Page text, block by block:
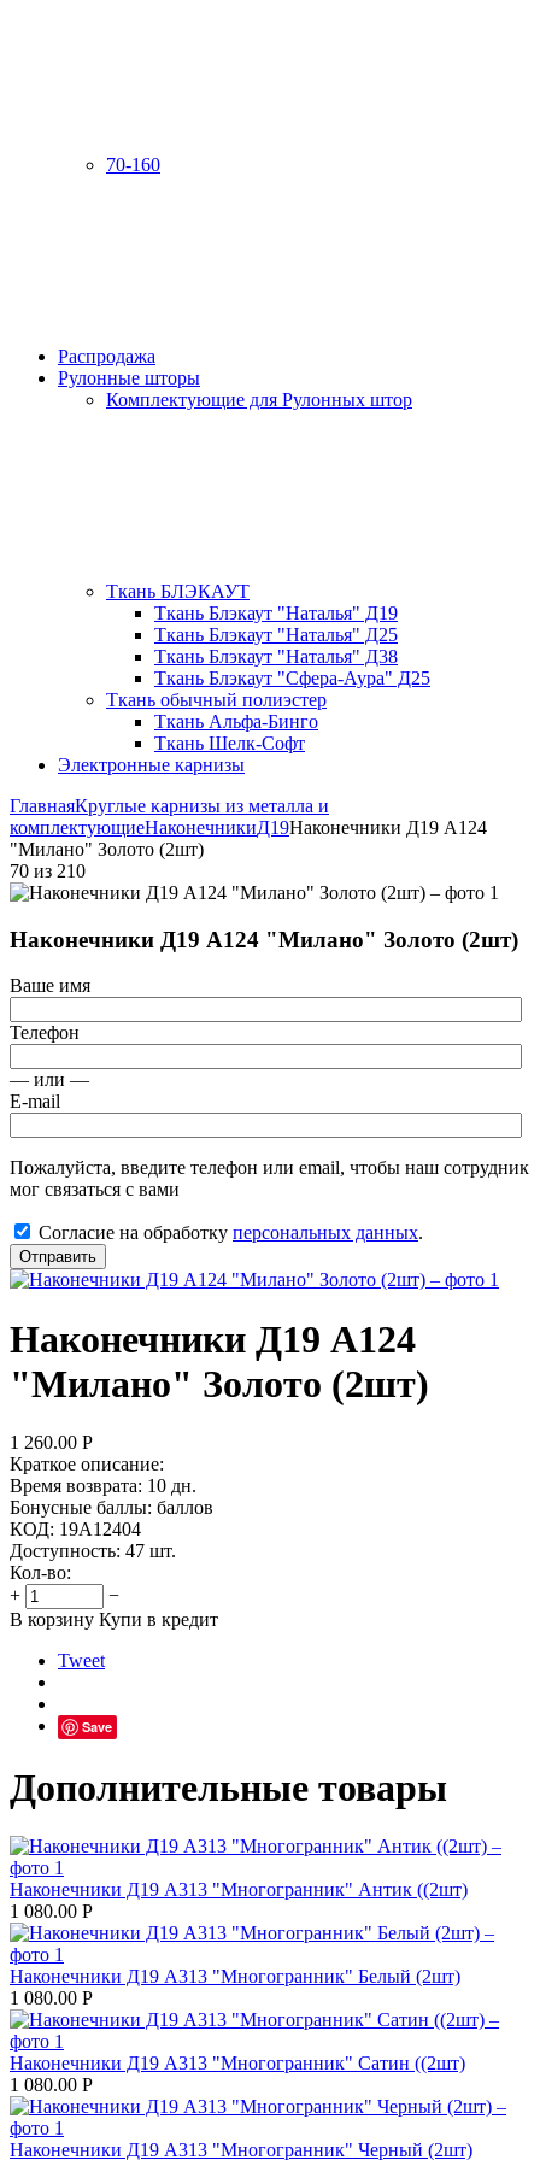
70-160
Распродажа
Рулонные шторы
Комплектующие для Рулонных штор
Ткань БЛЭКАУТ
Ткань Блэкаут "Наталья" Д19
Ткань Блэкаут "Наталья" Д25
Ткань Блэкаут "Наталья" Д38
Ткань Блэкаут "Сфера-Аура" Д25
Ткань обычный полиэстер
Ткань Альфа-Бинго
Ткань Шелк-Софт
Электронные карнизы
ГлавнаяКруглые карнизы из металла и
комплектующиеНаконечникиД19Наконечники Д19 А124
"Милано" Золото (2шт)
70 из 210
Наконечники Д19 А124 "Милано" Золото (2шт)
Ваше имя
Телефон
— или —
E-mail
Пожалуйста, введите телефон или email, чтобы наш сотрудник
мог связаться с вами
Согласие на обработку персональных данных.
Отправить
Наконечники Д19 А124
"Милано" Золото (2шт)
1 260.00 Р
Краткое описание:
Время возврата: 10 дн.
Бонусные баллы: баллов
КОД: 19А12404
Доступность: 47 шт.
Кол-во:
+
−
В корзину Купи в кредит
Tweet
Save
Дополнительные товары
Наконечники Д19 А313 "Многогранник" Антик ((2шт)
1 080.00 Р
Наконечники Д19 А313 "Многогранник" Белый (2шт)
1 080.00 Р
Наконечники Д19 А313 "Многогранник" Сатин ((2шт)
1 080.00 Р
Наконечники Д19 А313 "Многогранник" Черный (2шт)